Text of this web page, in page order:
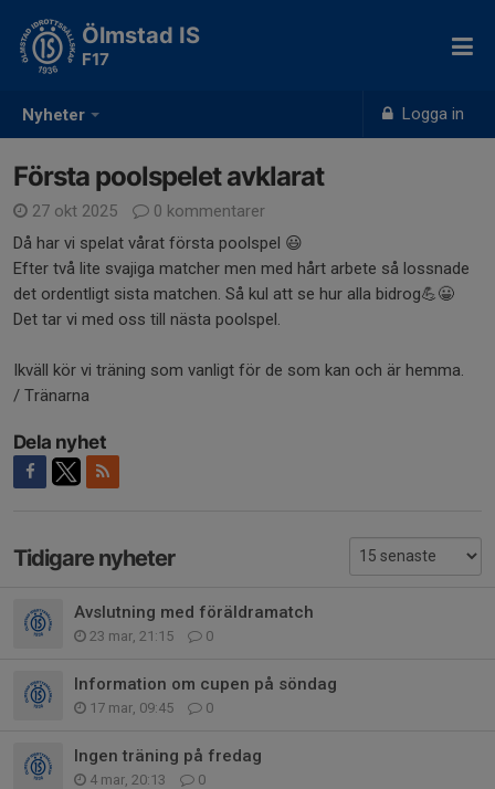
Nyheter Logga in
Ölmstad IS
F17
Första poolspelet avklarat
27 okt 2025
0 kommentarer
Då har vi spelat vårat första poolspel 😃
Efter två lite svajiga matcher men med hårt arbete så lossnade
det ordentligt sista matchen. Så kul att se hur alla bidrog💪😀
Det tar vi med oss till nästa poolspel.
Ikväll kör vi träning som vanligt för de som kan och är hemma.
/ Tränarna
Dela nyhet
Tidigare nyheter
Avslutning med föräldramatch
23 mar, 21:15 0
Information om cupen på söndag
17 mar, 09:45 0
Ingen träning på fredag
4 mar, 20:13 0